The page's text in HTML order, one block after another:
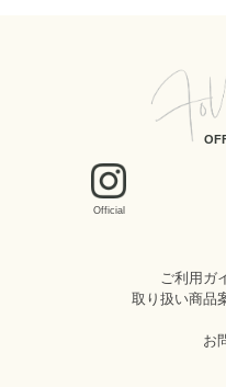
Official
ご利用ガ
取り扱い商品
お